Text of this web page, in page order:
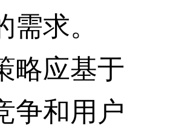
求。
略应基于
争和用户